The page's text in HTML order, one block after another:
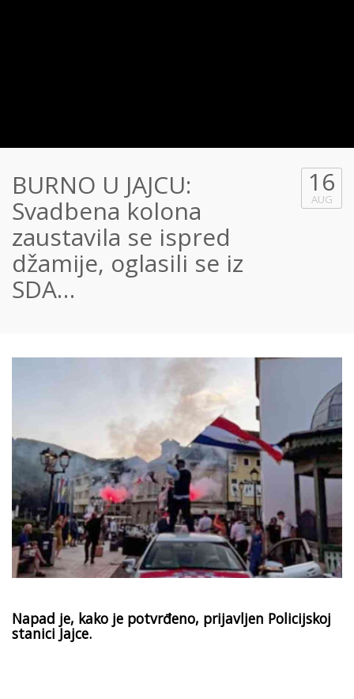
BURNO U JAJCU:
Svadbena kolona
zaustavila se ispred
džamije, oglasili se iz
SDA…
16
AUG
Napad je, kako je potvrđeno, prijavljen Policijskoj
stanici Jajce.